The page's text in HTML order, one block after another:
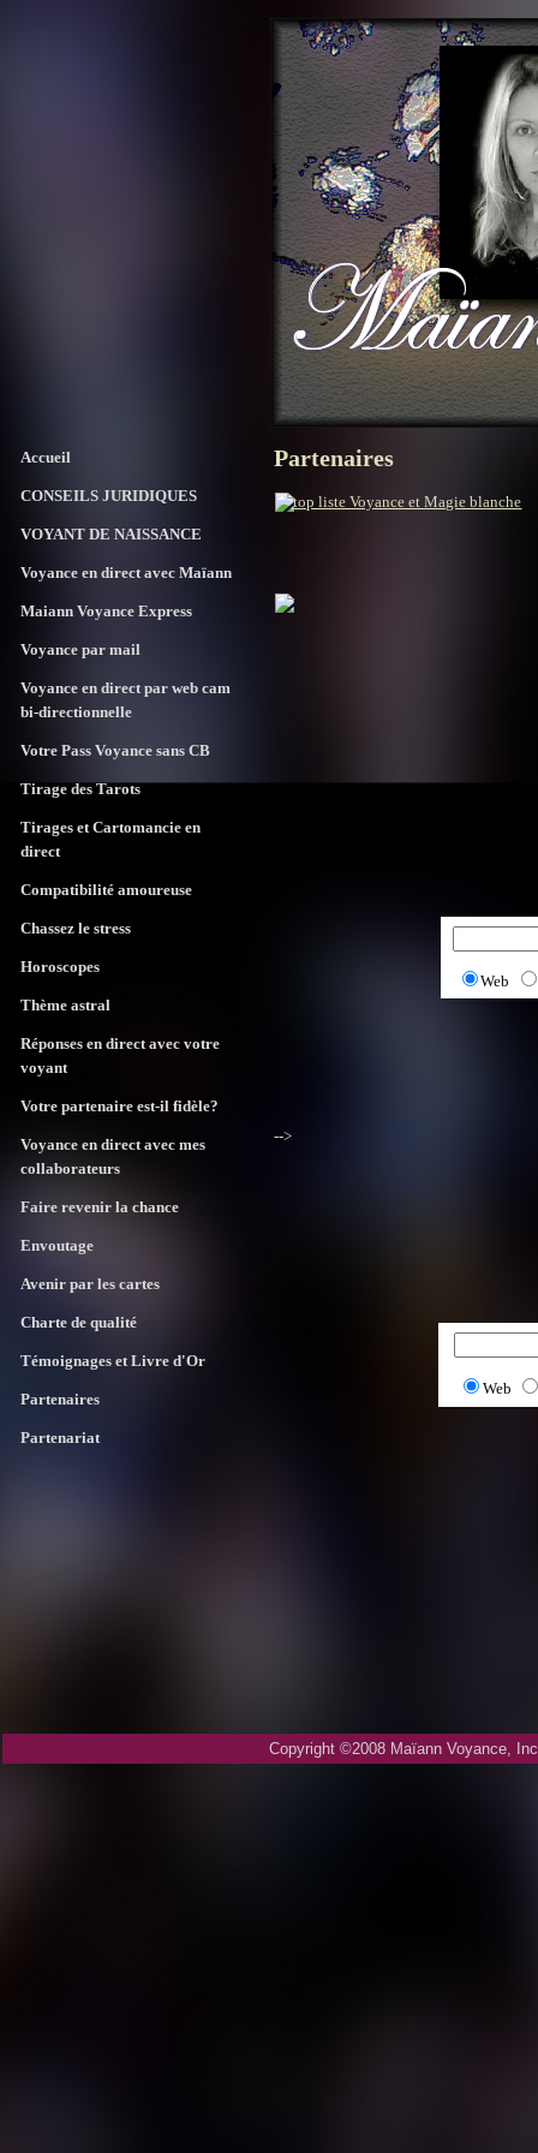
Accueil
CONSEILS JURIDIQUES
VOYANT DE NAISSANCE
Voyance en direct avec Maïann
Maiann Voyance Express
Voyance par mail
Voyance en direct par web cam
bi-directionnelle
Votre Pass Voyance sans CB
Tirage des Tarots
Tirages et Cartomancie en
direct
Compatibilité amoureuse
Chassez le stress
Horoscopes
Thème astral
Réponses en direct avec votre
voyant
Votre partenaire est-il fidèle?
Voyance en direct avec mes
collaborateurs
Faire revenir la chance
Envoutage
Avenir par les cartes
Charte de qualité
Témoignages et Livre d'Or
Partenaires
Partenariat
Partenaires
Web
-->
Web
Copyright ©2008 Maïann Voyance,